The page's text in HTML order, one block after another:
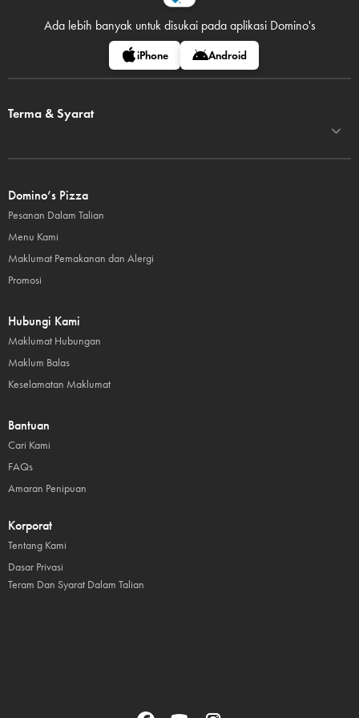
Ada lebih banyak untuk disukai pada aplikasi Domino's
iPhone Android
Terma & Syarat
Domino’s Pizza
Pesanan Dalam Talian
Menu Kami
Maklumat Pemakanan dan Alergi
Promosi
Hubungi Kami
Maklumat Hubungan
Maklum Balas
Keselamatan Maklumat
Bantuan
Cari Kami
FAQs
Amaran Penipuan
Korporat
Tentang Kami
Dasar Privasi
Teram Dan Syarat Dalam Talian